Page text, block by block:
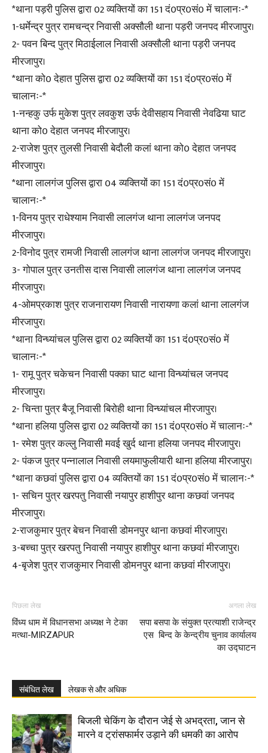
*थाना पड़री पुलिस द्वारा 02 व्यक्तियों का 151 दं0प्र0सं0 में चालानः-*
1-धर्मेन्द्र पुत्र रामचन्द्र निवासी अक्सौली थाना पड़री जनपद मीरजापुर।
2- पवन बिन्द पुत्र मिठाईलाल निवासी अक्सौली थाना पड़री जनपद
मीरजापुर।
*थाना को0 देहात पुलिस द्वारा 02 व्यक्तियों का 151 दं0प्र0सं0 में
चालानः-*
1-नन्हकु उर्फ मुकेश पुत्र लवकुश उर्फ देवीसहाय निवासी नेवढिया घाट
थाना को0 देहात जनपद मीरजापुर।
2-राजेश पुत्र तुलसी निवासी बेदौली कलां थाना को0 देहात जनपद
मीरजापुर।
*थाना लालगंज पुलिस द्वारा 04 व्यक्तियों का 151 दं0प्र0सं0 में
चालानः-*
1-विनय पुत्र राधेश्याम निवासी लालगंज थाना लालगंज जनपद
मीरजापुर।
2-विनोद पुत्र रामजी निवासी लालगंज थाना लालगंज जनपद मीरजापुर।
3- गोपाल पुत्र उनतीस दास निवासी लालगंज थाना लालगंज जनपद
मीरजापुर।
4-ओमप्रकाश पुत्र राजनारायण निवासी नारायणा कलां थाना लालगंज
मीरजापुर।
*थाना विन्ध्यांचल पुलिस द्वारा 02 व्यक्तियों का 151 दं0प्र0सं0 में
चालानः-*
1- रामू पुत्र चकेचन निवासी पक्का घाट थाना विन्ध्यांचल जनपद
मीरजापुर।
2- चिन्ता पुत्र बैजू निवासी बिरोही थाना विन्ध्यांचल मीरजापुर।
*थाना हलिया पुलिस द्वारा 02 व्यक्तियों का 151 दं0प्र0सं0 में चालानः-*
1- रमेश पुत्र कल्लु निवासी मवई खुर्द थाना हलिया जनपद मीरजापुर।
2- पंकज पुत्र पन्नालाल निवासी लयमाफुलीयारी थाना हलिया मीरजापुर।
*थाना कछवां पुलिस द्वारा 04 व्यक्तियों का 151 दं0प्र0सं0 में चालानः-*
1- सचिन पुत्र खरपतु निवासी नयापुर हाशीपुर थाना कछवां जनपद
मीरजापुर।
2-राजकुमार पुत्र बेचन निवासी डोमनपुर थाना कछवां मीरजापुर।
3-बच्चा पुत्र खरपतु निवासी नयापुर हाशीपुर थाना कछवां मीरजापुर।
4-बृजेश पुत्र राजकुमार निवासी डोमनपुर थाना कछवां मीरजापुर।
पिछला लेख
विंध्य धाम में विधानसभा अध्यक्ष ने टेका
मत्था-MIRZAPUR
अगला लेख
सपा बसपा के संयुक्त प्रत्याशी राजेन्द्र
एस बिन्द के केन्द्रीय चुनाव कार्यालय
का उद्घाटन
संबंधित लेख लेखक से और अधिक
बिजली चेकिंग के दौरान जेई से अभद्रता, जान से
मारने व ट्रांसफार्मर उड़ाने की धमकी का आरोप